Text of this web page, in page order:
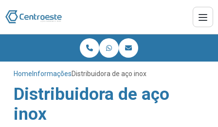
Home InformaçõesDistribuidora de aço inox
Distribuidora de aço
inox